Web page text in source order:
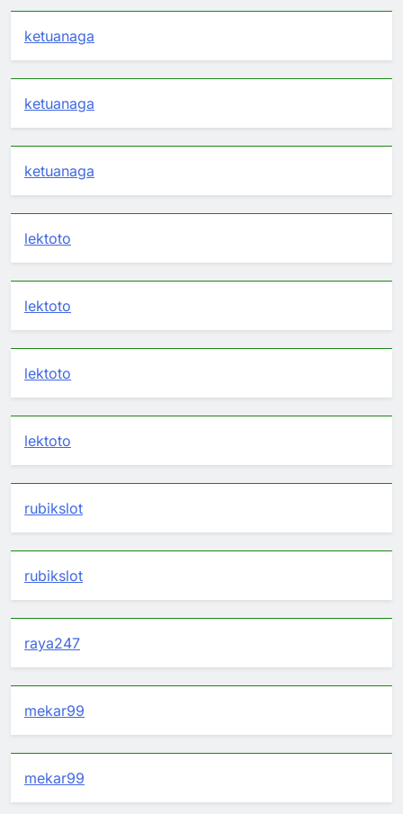
ketuanaga
ketuanaga
ketuanaga
lektoto
lektoto
lektoto
lektoto
rubikslot
rubikslot
raya247
mekar99
mekar99